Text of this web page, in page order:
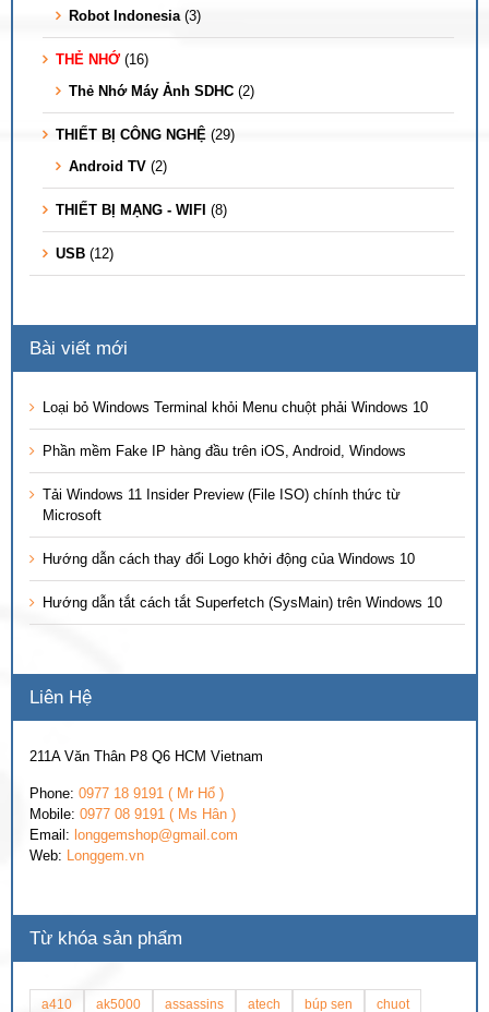
Robot Indonesia (3)
THẺ NHỚ (16)
Thẻ Nhớ Máy Ảnh SDHC (2)
THIẾT BỊ CÔNG NGHỆ (29)
Android TV (2)
THIẾT BỊ MẠNG - WIFI (8)
USB (12)
Bài viết mới
Loại bỏ Windows Terminal khỏi Menu chuột phải Windows 10
Phần mềm Fake IP hàng đầu trên iOS, Android, Windows
Tải Windows 11 Insider Preview (File ISO) chính thức từ
Microsoft
Hướng dẫn cách thay đổi Logo khởi động của Windows 10
Hướng dẫn tắt cách tắt Superfetch (SysMain) trên Windows 10
Liên Hệ
211A Văn Thân P8 Q6 HCM Vietnam
Phone: 0977 18 9191 ( Mr Hổ )
Mobile: 0977 08 9191 ( Ms Hân )
Email: longgemshop@gmail.com
Web: Longgem.vn
Từ khóa sản phẩm
a410 ak5000 assassins atech búp sen chuot